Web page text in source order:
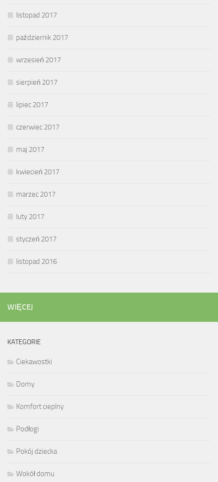
listopad 2017
październik 2017
wrzesień 2017
sierpień 2017
lipiec 2017
czerwiec 2017
maj 2017
kwiecień 2017
marzec 2017
luty 2017
styczeń 2017
listopad 2016
WIĘCEJ
KATEGORIE
Ciekawostki
Domy
Komfort cieplny
Podłogi
Pokój dziecka
Wokół domu